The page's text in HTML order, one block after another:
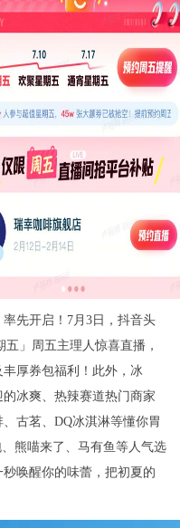
先开启！7月3日，抖音头
」周五主理人惊喜直播，
厚券包福利！此外，冰
冰爽、热辣赛道热门商家
古茗、DQ冰淇淋等懂你胃
熊喵来了、马有鱼等人气选
唤醒你的味蕾，把初夏的